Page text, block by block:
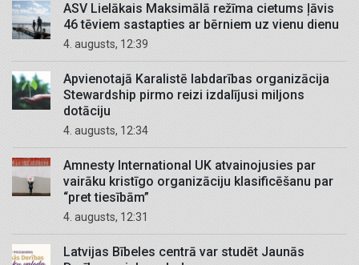
ASV Lielākais Maksimālā režīma cietums ļāvis
46 tēviem sastapties ar bērniem uz vienu dienu
4. augusts, 12:39
Apvienotajā Karalistē labdarības organizācija
Stewardship pirmo reizi izdalījusi miljons
dotāciju
4. augusts, 12:34
Amnesty International UK atvainojusies par
vairāku kristīgo organizāciju klasificēšanu par
“pret tiesībām”
4. augusts, 12:31
Latvijas Bībeles centrā var studēt Jaunās